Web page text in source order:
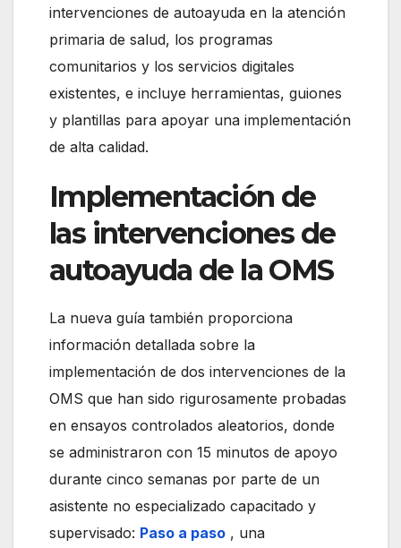
intervenciones de autoayuda en la atención
primaria de salud, los programas
comunitarios y los servicios digitales
existentes, e incluye herramientas, guiones
y plantillas para apoyar una implementación
de alta calidad.
Implementación de
las intervenciones de
autoayuda de la OMS
La nueva guía también proporciona
información detallada sobre la
implementación de dos intervenciones de la
OMS que han sido rigurosamente probadas
en ensayos controlados aleatorios, donde
se administraron con 15 minutos de apoyo
durante cinco semanas por parte de un
asistente no especializado capacitado y
supervisado: Paso a paso , una